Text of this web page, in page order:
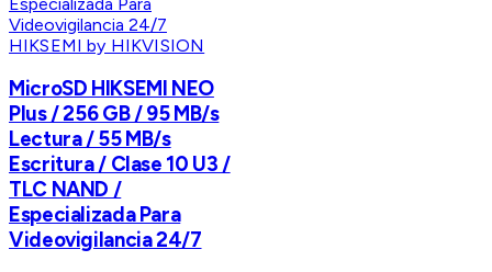
HIKSEMI by HIKVISION
MicroSD HIKSEMI NEO
Plus / 256 GB / 95 MB/s
Lectura / 55 MB/s
Escritura / Clase 10 U3 /
TLC NAND /
Especializada Para
Videovigilancia 24/7